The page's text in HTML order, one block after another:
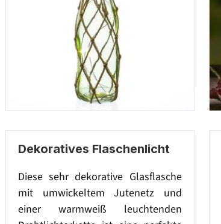
Dekoratives Flaschenlicht
Diese sehr dekorative Glasflasche
mit umwickeltem Jutenetz und
einer warmweiß leuchtenden